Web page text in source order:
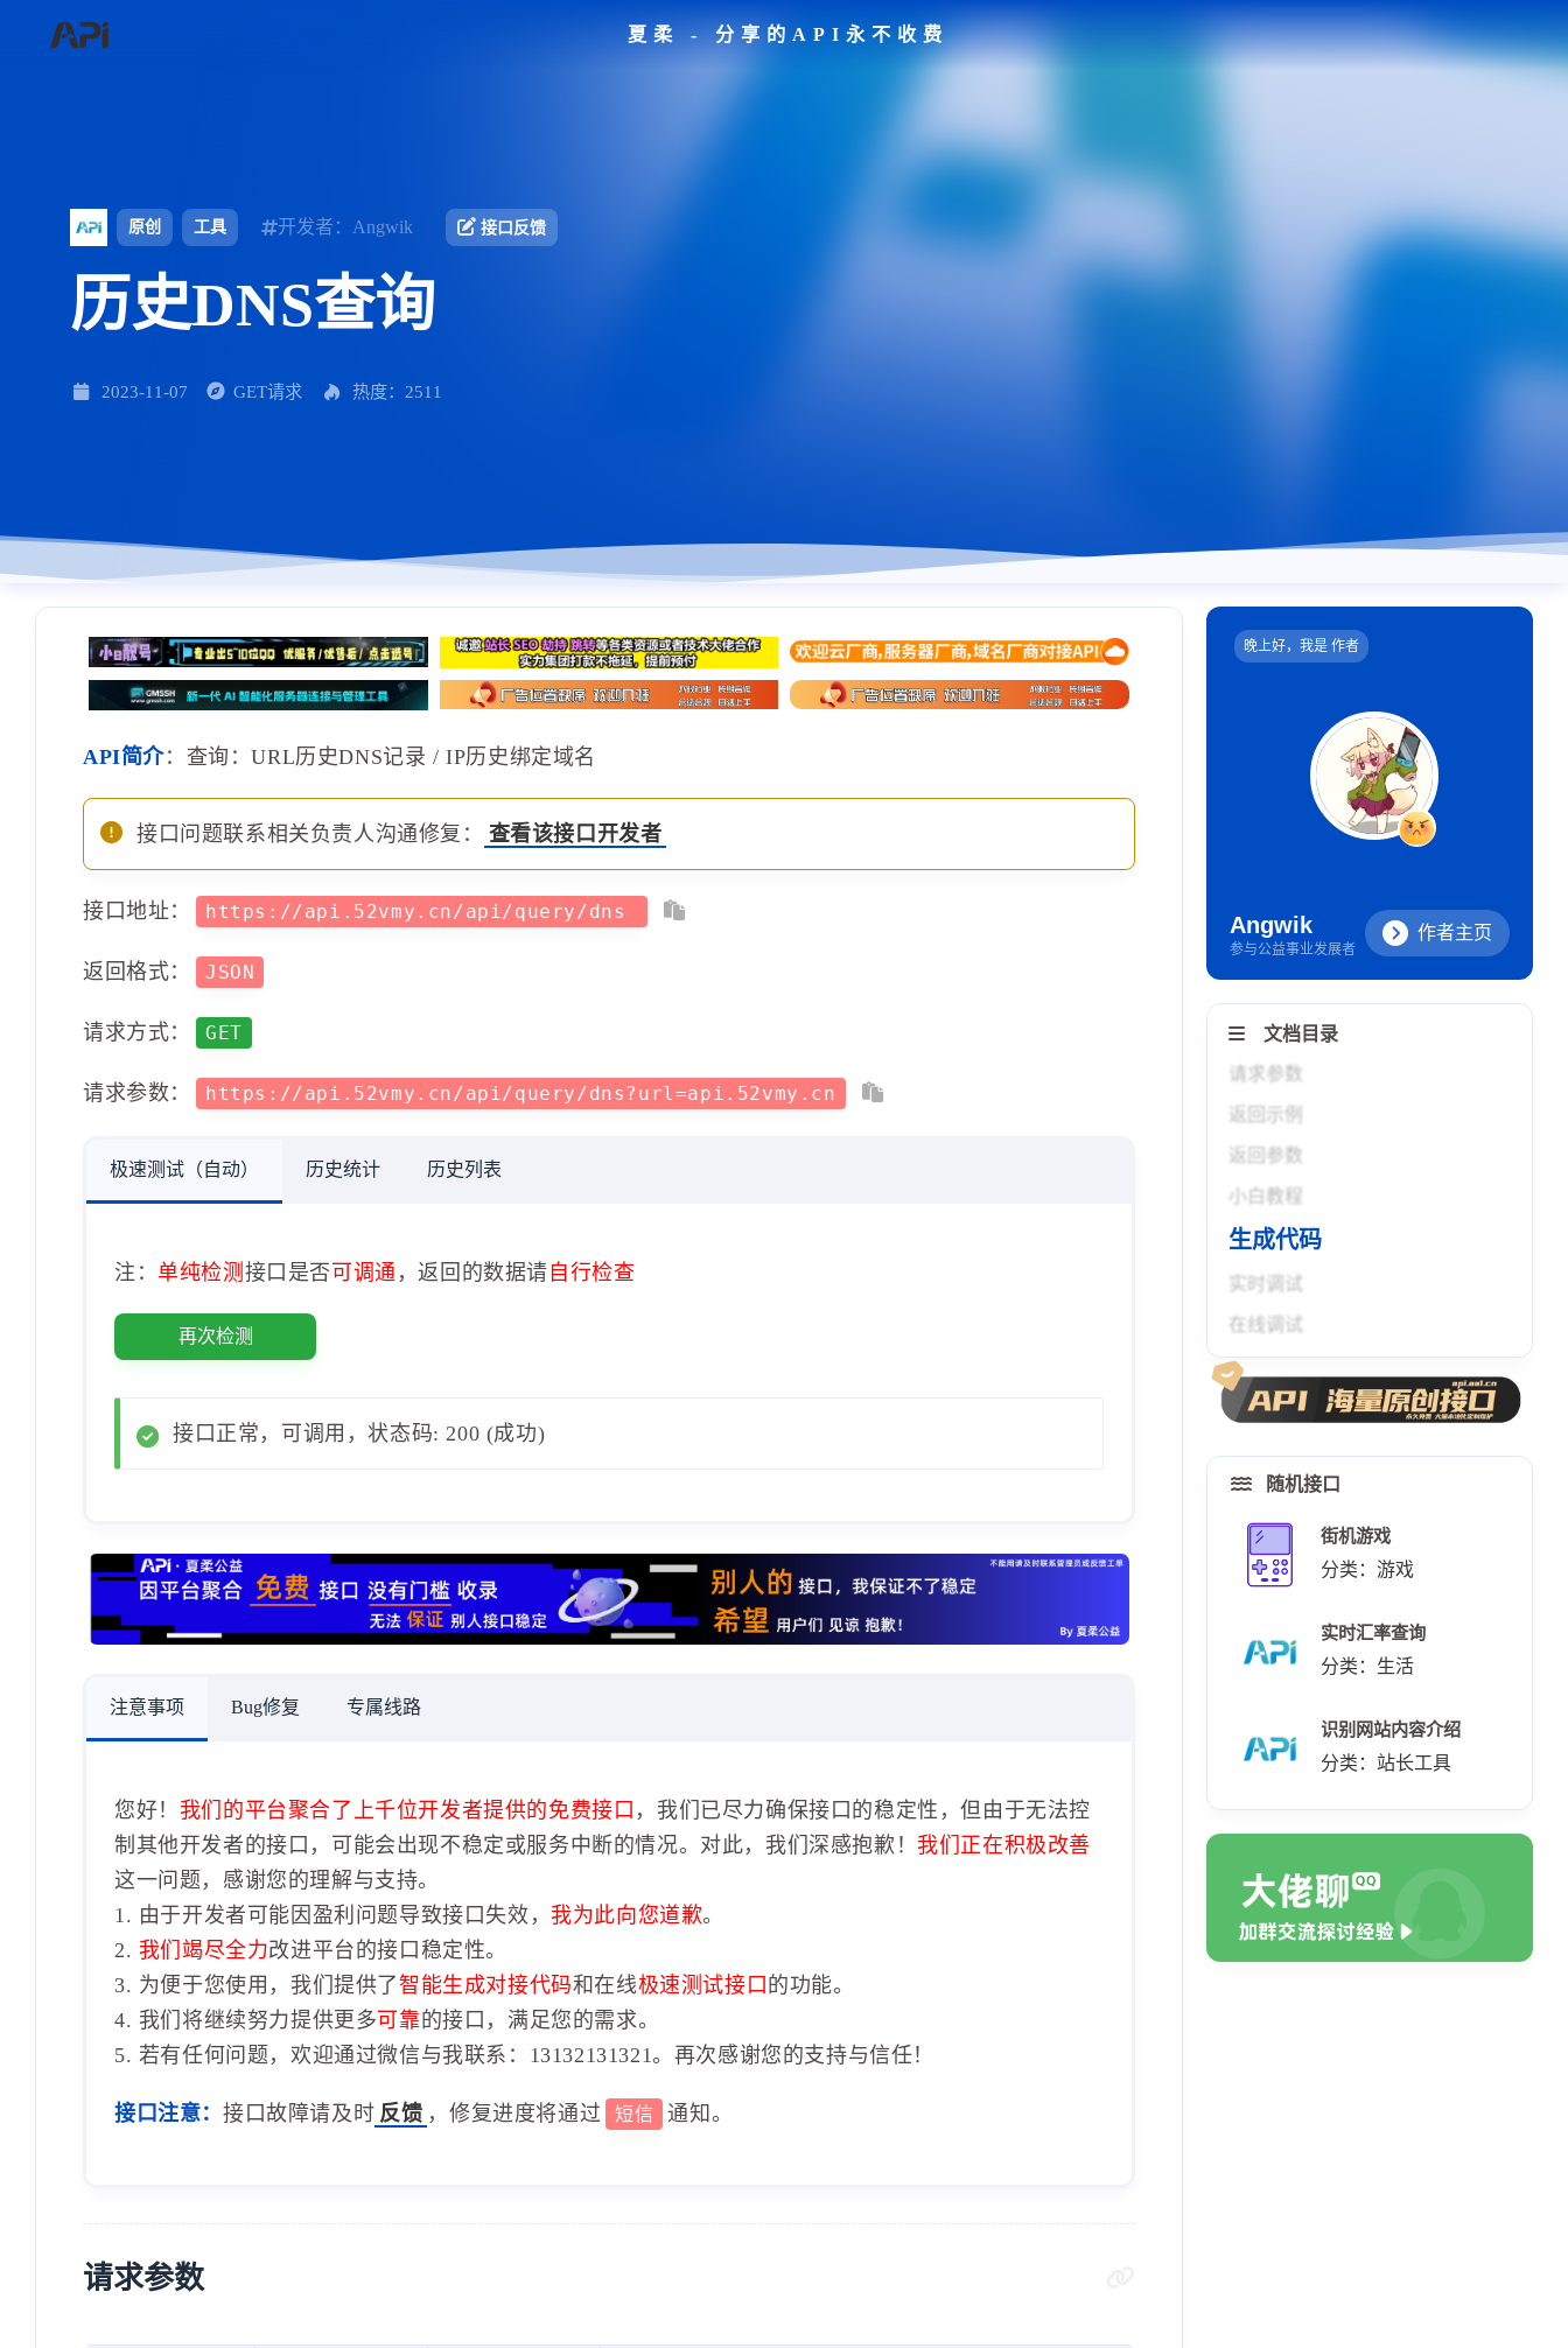
夏柔 - 分享的API永不收费
原创 工具 开发者：Angwik 接口反馈
历史DNS查询
2023-11-07 GET请求 热度：2511
API简介：查询：URL历史DNS记录 / IP历史绑定域名
接口问题联系相关负责人沟通修复： 查看该接口开发者
接口地址： https://api.52vmy.cn/api/query/dns
返回格式： JSON
请求方式： GET
请求参数： https://api.52vmy.cn/api/query/dns?url=api.52vmy.cn
极速测试（自动） 历史统计 历史列表
注： 单纯检测 接口是否可调通 ，返回的数据请 自行检查
再次检测
接口正常，可调用，状态码: 200 (成功)
注意事项 Bug修复 专属线路
您好！ 我们的平台聚合了上千位开发者提供的免费接口 ，我们已尽力确保接口的稳定性，但由于无法控
制其他开发者的接口，可能会出现不稳定或服务中断的情况。对此，我们深感抱歉！ 我们正在积极改善
这一问题，感谢您的理解与支持。
1. 由于开发者可能因盈利问题导致接口失效， 我为此向您道歉。
2. 我们竭尽全力改进平台的接口稳定性。
3. 为便于您使用，我们提供了智能生成对接代码和在线极速测试接口 的功能。
4. 我们将继续努力提供更多可靠的接口，满足您的需求。
5. 若有任何问题，欢迎通过微信与我联系：13132131321。再次感谢您的支持与信任！
接口注意： 接口故障请及时 反馈 ，修复进度将通过 短信 通知。
请求参数
晚上好，我是 作者
作者主页
Angwik
参与公益事业发展者
文档目录
请求参数
返回示例
返回参数
小白教程
生成代码
实时调试
在线调试
随机接口
街机游戏
分类：游戏
实时汇率查询
分类：生活
识别网站内容介绍
分类：站长工具